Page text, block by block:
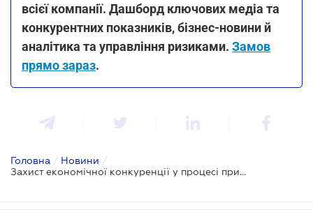
всієї компанії. Дашборд ключових медіа та
конкурентних показників, бізнес-новини й
аналітика та управління ризиками. Замов
прямо зараз.
Головна / Новини /
Захист економічної конкуренції у процесі приватизації - роз'яснення АМКУ